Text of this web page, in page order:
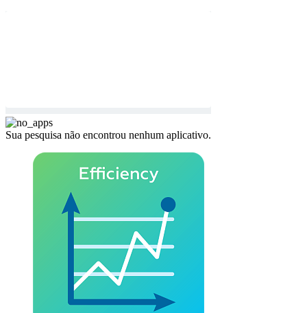
Sua pesquisa não encontrou nenhum aplicativo.